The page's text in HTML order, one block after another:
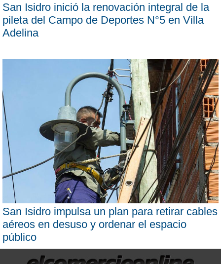
San Isidro inició la renovación integral de la
pileta del Campo de Deportes N°5 en Villa
Adelina
San Isidro impulsa un plan para retirar cables
aéreos en desuso y ordenar el espacio
público